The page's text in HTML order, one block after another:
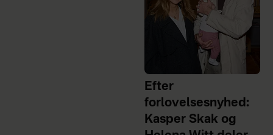
Efter
forlovelsesnyhed:
Kasper Skak og